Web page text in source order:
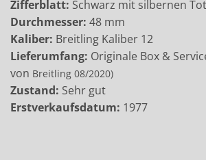
Zifferblatt: Schwarz mit silbernen
Durchmesser: 48 mm
Kaliber: Breitling Kaliber 12
Lieferumfang: Originale Box &
von Breitling 08/2020)
Zustand: Sehr gut
Erstverkaufsdatum: 1977